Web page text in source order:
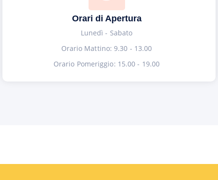
Orari di Apertura
Lunedì - Sabato
Orario Mattino: 9.30 - 13.00
Orario Pomeriggio: 15.00 - 19.00